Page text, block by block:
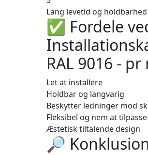
Lang levetid og holdbarhed
✅ Fordele
RAL 9016 -
Let at installere
Holdbar og langvarig
Beskytter ledninger mod
Fleksibel og nem at tilpasse
Æstetisk tiltalende design
🔎